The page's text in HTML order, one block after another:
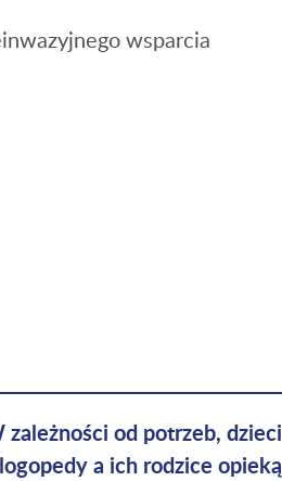
wsparcia
od potrzeb, dzieci
a ich rodzice opieką